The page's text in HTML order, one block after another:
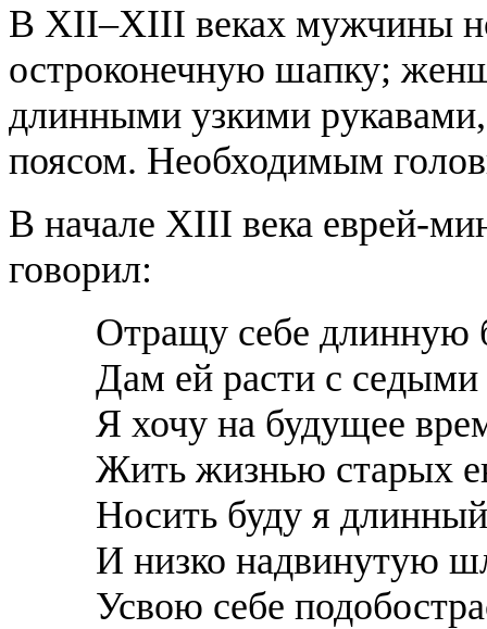
В XII–XIII веках мужчины
остроконечную шапку;
длинными узкими
поясом. Необходимым
В начале XIII века еврей-
говорил:
Отращу себе длинную
Дам ей расти с
Я хочу на будущее
Жить жизнью старых
Носить буду я
И низко надвинутую
Усвою себе